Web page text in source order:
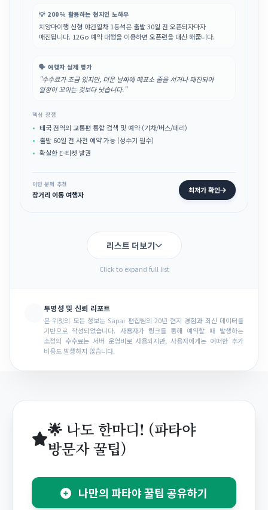
💡 200% 활용하는 현지인 노하우
치앙마이행 신형 야간열차 1등석은 출발 30일 전 오픈되자마자
매진됩니다. 12Go 예약 대행을 이용하면 오픈런을 대신 해줍니다.
🗣️ 여행자 실제 평가
"수수료가 조금 있지만, 더운 날씨에 매표소 줄을 서거나 매진되어
일정이 꼬이는 것보다 낫습니다."
핵심 장점
태국 전역의 교통편 통합 검색 및 예약 (기차/버스/페리)
출발 60일 전 사전 예약 가능 (성수기 필수)
확실한 E-티켓 발권
이런 분께 추천
장거리 이동 여행자 최저가 확인
리스트 더보기
Click to expand full list
투명성 및 신뢰 리포트
본 위젯의 모든 정보는 Sapai 편집팀의 20년 현지 경험과 최신 데이터를
기반으로 작성되었습니다. 사용자가 링크를 통해 예약할 때 발생하는
소정의 수수료는 서버 운영비로 사용되지만, 사용자에게는 어떠한 추가
비용도 발생하지 않습니다.
🌟 나도 한마디! (파타야
방문자 꿀팁)
나만의 파타야 꿀팁 공유하기